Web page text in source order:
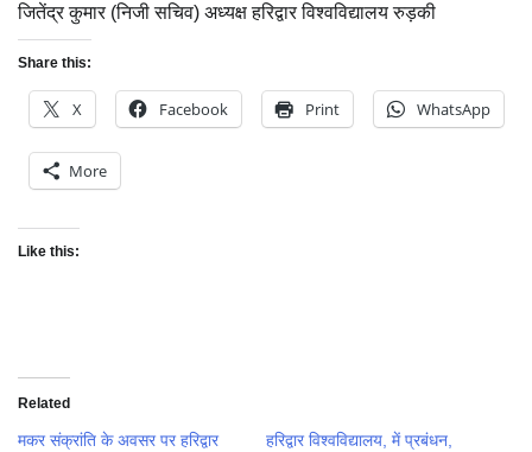
जितेंद्र कुमार (निजी सचिव) अध्यक्ष हरिद्वार विश्वविद्यालय रुड़की
Share this:
X Facebook Print WhatsApp
More
Like this:
Related
मकर संक्रांति के अवसर पर हरिद्वार
हरिद्वार विश्वविद्यालय, में प्रबंधन,